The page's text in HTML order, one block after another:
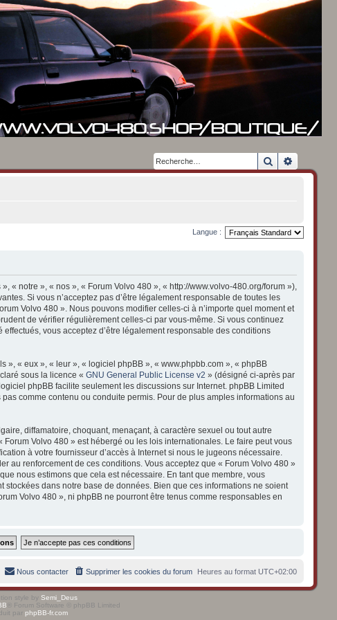
Rechercher
Langue :
« notre », « nos », « Forum Volvo 480 », « http://www.volvo-480.org/forum »),
Si vous n’acceptez pas d’être légalement responsable de toutes les
Volvo 480 ». Nous pouvons modifier celles-ci à n’importe quel moment et
de vérifier régulièrement celles-ci par vous-même. Si vous continuez
vous acceptez d’être légalement responsable des conditions
», « eux », « leur », « logiciel phpBB », « www.phpbb.com », « phpBB
sous la licence « GNU General Public License v2 » (désigné ci-après par
logiciel phpBB facilite seulement les discussions sur Internet. phpBB Limited
comme contenu ou conduite permis. Pour de plus amples informations au
diffamatoire, choquant, menaçant, à caractère sexuel ou tout autre
Volvo 480 » est hébergé ou les lois internationales. Le faire peut vous
à votre fournisseur d’accès à Internet si nous le jugeons nécessaire.
au renforcement de ces conditions. Vous acceptez que « Forum Volvo 480 »
nous estimons que cela est nécessaire. En tant que membre, vous
dans notre base de données. Bien que ces informations ne soient
Volvo 480 », ni phpBB ne pourront être tenus comme responsables en
Heures au format UTC+02:00
Supprimer les cookies du forum
Nous contacter
style by Semi_Deus
® Forum Software © phpBB Limited
par phpBB-fr.com